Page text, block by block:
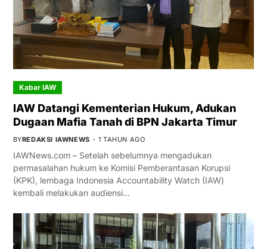
Kabar IAW
IAW Datangi Kementerian Hukum, Adukan
Dugaan Mafia Tanah di BPN Jakarta Timur
BYREDAKSI IAWNEWS 1 TAHUN AGO
IAWNews.com – Setelah sebelumnya mengadukan
permasalahan hukum ke Komisi Pemberantasan Korupsi
(KPK), lembaga Indonesia Accountability Watch (IAW)
kembali melakukan audiensi…